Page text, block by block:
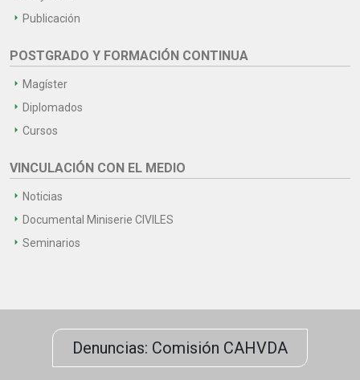
Publicación
POSTGRADO Y FORMACIÓN CONTINUA
Magíster
Diplomados
Cursos
VINCULACIÓN CON EL MEDIO
Noticias
Documental Miniserie CIVILES
Seminarios
Denuncias: Comisión CAHVDA